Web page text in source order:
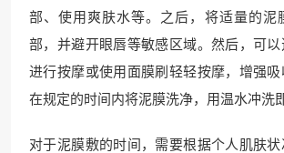
部、使用爽肤水等。之后，将适量的泥
部，并避开眼唇等敏感区域。然后，可
进行按摩或使用面膜刷轻轻按摩，增强吸
在规定的时间内将泥膜洗净，用温水冲洗
对于泥膜敷的时间，需要根据个人肌肤